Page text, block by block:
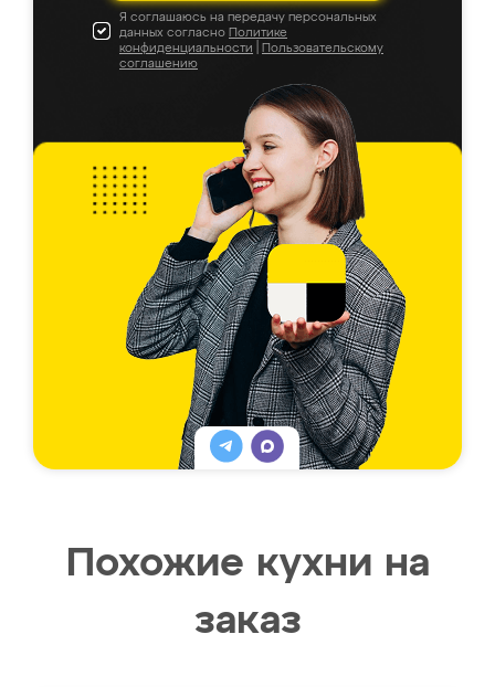
Я соглашаюсь на передачу персональных
данных согласно Политике
конфиденциальности
Пользовательскому
соглашению
Похожие кухни на
заказ